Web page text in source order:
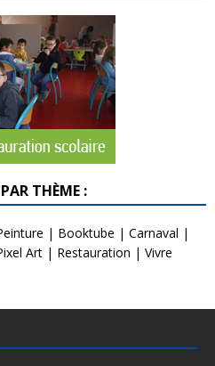
THÈME :
| Booktube | Carnaval |
Art | Restauration | Vivre